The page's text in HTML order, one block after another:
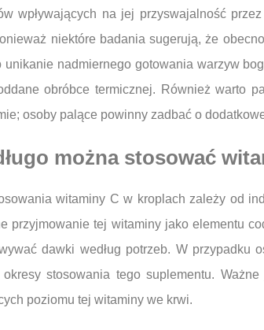
wpływających na jej przyswajalność
niektóre badania sugerują, że
unikanie nadmiernego gotowania warzyw
obróbce termicznej. Również warto
osoby palące powinny zadbać o
można stosować
witaminy C w kroplach zależy od
przyjmowanie tej witaminy jako elementu
dawki według potrzeb. W przypadku
okresy stosowania tego suplementu.
poziomu tej witaminy we krwi.